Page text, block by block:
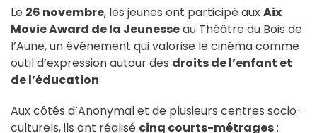
Le 26 novembre, les jeunes ont participé auxAix
Movie Award de la Jeunesseau Théâtre du Bois de
l’Aune, un événement qui valorise le cinéma comme
outil d’expression autour des droits de l’enfant et
de l’éducation.
Aux côtés d’Anonymal et de plusieurs centres socio-
culturels, ils ont réalisé cinq courts-métrages: